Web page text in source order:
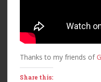
Thanks to my friends of
Share this: